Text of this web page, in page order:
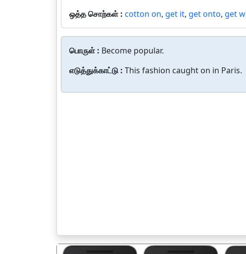
ஒத்த சொற்கள் : cotton on, get it, get onto, get
பொருள் : Become popular.
எடுத்துக்காட்டு : This fashion caught on in Paris.